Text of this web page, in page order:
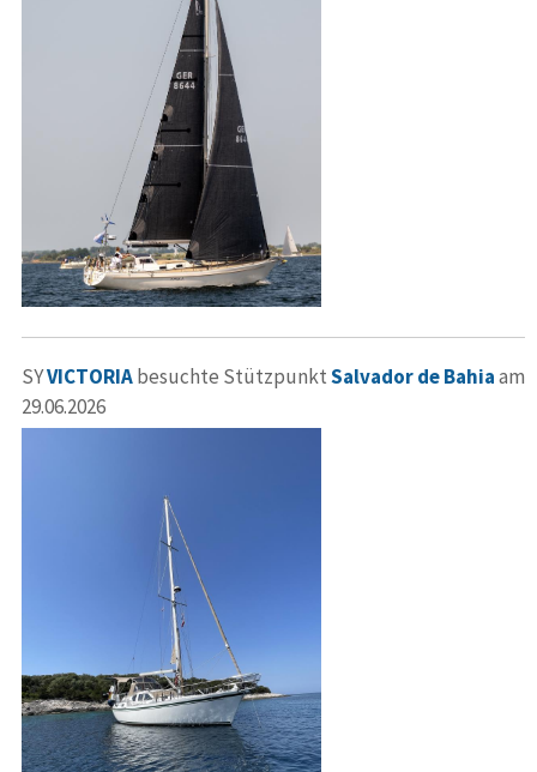
SYVICTORIAbesuchte StützpunktSalvador de Bahiaam
29.06.2026